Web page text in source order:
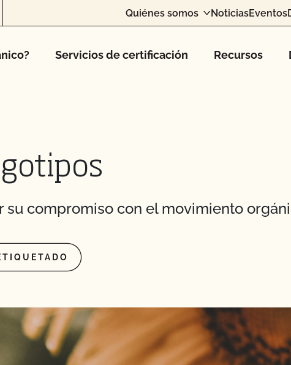
Quiénes somos NoticiasEventos
Servicios de certificación Recursos
su compromiso con el movimiento